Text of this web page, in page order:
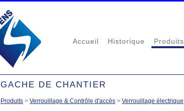
Accueil Historique Produits
GACHE DE CHANTIER
Produits > Verrouillage & Contrôle d'accès > Verrouillage électrique